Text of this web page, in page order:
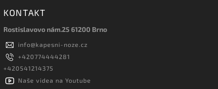
KONTAKT
Rostislavovo nám.25 61200 Brno
info@kapesni-noze.cz
+420774444281
+420541214375
Naše videa na Youtube